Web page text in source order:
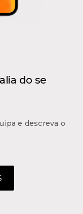
do se
e descreva o